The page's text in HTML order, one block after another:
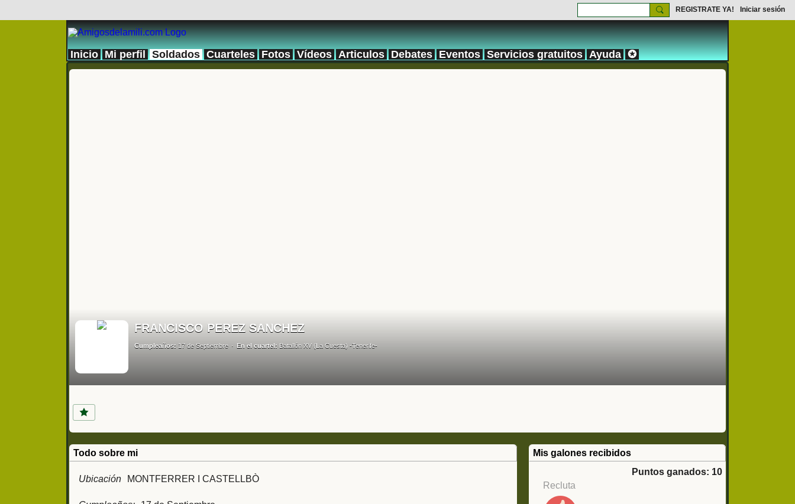
REGISTRATE YA! Iniciar sesión
Inicio Mi perfil Soldados Cuarteles Fotos Vídeos Articulos Debates Eventos Servicios gratuitos Ayuda ✪
FRANCISCO PEREZ SANCHEZ
Cumpleaños: 17 de Septiembre En el cuartel: Batallón XV (La Cuesta) -Tenerife-
Todo sobre mi
Ubicación MONTFERRER I CASTELLBÒ
Mis galones recibidos
Puntos ganados: 10
Recluta